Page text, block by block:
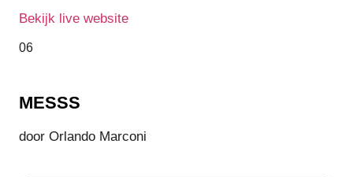
Bekijk live website
06
MESSS
door Orlando Marconi